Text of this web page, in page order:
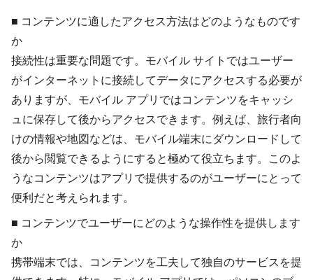
■ コンテンツに適したアクセス方法はどのようなものです
か
接続性は重要な問題です。モバイル サイトではユーザー
がインターネットに接続してデータにアクセスする必要が
ありますが、モバイル アプリではコンテンツをキャッシ
ュに保存して後からアクセスできます。例えば、旅行者向
けの情報や地図などは、モバイル端末にダウンロードして
後から閲覧できるようにすると極めて役立ちます。このよ
うなコンテンツはアプリで提供するのがユーザーにとって
便利だと考えられます。
■ コンテンツでユーザーにどのような操作性を提供します
か
携帯端末では、コンテンツを工夫して独自のサービスを提